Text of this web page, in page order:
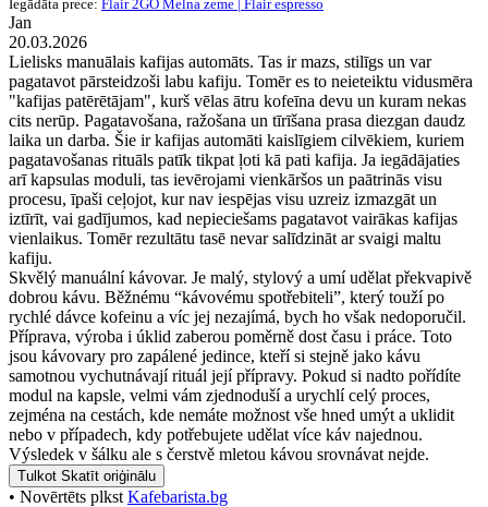
Iegādāta prece: Flair 2GO Melna zeme | Flair espresso
Jan
20.03.2026
Lielisks manuālais kafijas automāts. Tas ir mazs, stilīgs un var
pagatavot pārsteidzoši labu kafiju. Tomēr es to neieteiktu vidusmēra
"kafijas patērētājam", kurš vēlas ātru kofeīna devu un kuram nekas
cits nerūp. Pagatavošana, ražošana un tīrīšana prasa diezgan daudz
laika un darba. Šie ir kafijas automāti kaislīgiem cilvēkiem, kuriem
pagatavošanas rituāls patīk tikpat ļoti kā pati kafija. Ja iegādājaties
arī kapsulas moduli, tas ievērojami vienkāršos un paātrinās visu
procesu, īpaši ceļojot, kur nav iespējas visu uzreiz izmazgāt un
iztīrīt, vai gadījumos, kad nepieciešams pagatavot vairākas kafijas
vienlaikus. Tomēr rezultātu tasē nevar salīdzināt ar svaigi maltu
kafiju.
Skvělý manuální kávovar. Je malý, stylový a umí udělat překvapivě
dobrou kávu. Běžnému “kávovému spotřebiteli”, který touží po
rychlé dávce kofeinu a víc jej nezajímá, bych ho však nedoporučil.
Příprava, výroba i úklid zaberou poměrně dost času i práce. Toto
jsou kávovary pro zapálené jedince, kteří si stejně jako kávu
samotnou vychutnávají rituál její přípravy. Pokud si nadto pořídíte
modul na kapsle, velmi vám zjednoduší a urychlí celý proces,
zejména na cestách, kde nemáte možnost vše hned umýt a uklidit
nebo v případech, kdy potřebujete udělat více káv najednou.
Výsledek v šálku ale s čerstvě mletou kávou srovnávat nejde.
Tulkot Skatīt oriģinālu
• Novērtēts plkst Kafebarista.bg